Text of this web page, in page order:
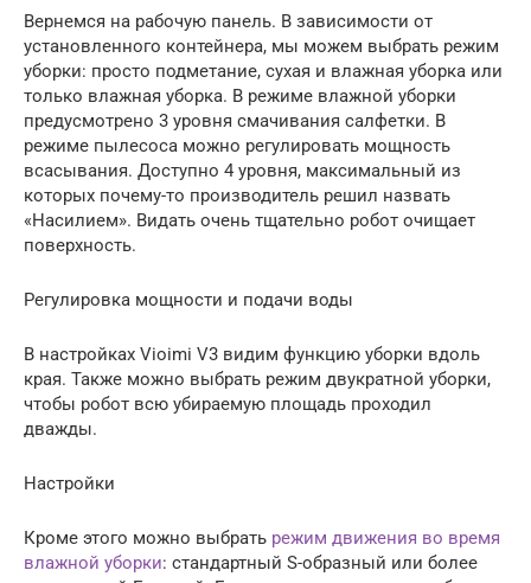
Вернемся на рабочую панель. В зависимости от
установленного контейнера, мы можем выбрать режим
уборки: просто подметание, сухая и влажная уборка или
только влажная уборка. В режиме влажной уборки
предусмотрено 3 уровня смачивания салфетки. В
режиме пылесоса можно регулировать мощность
всасывания. Доступно 4 уровня, максимальный из
которых почему-то производитель решил назвать
«Насилием». Видать очень тщательно робот очищает
поверхность.
Регулировка мощности и подачи воды
В настройках Vioimi V3 видим функцию уборки вдоль
края. Также можно выбрать режим двукратной уборки,
чтобы робот всю убираемую площадь проходил
дважды.
Настройки
Кроме этого можно выбрать режим движения во время
влажной уборки: стандартный S-образный или более